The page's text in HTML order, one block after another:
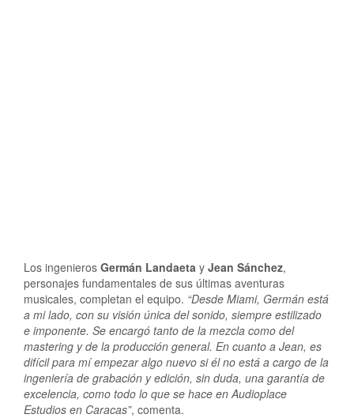
Los ingenieros Germán Landaeta y Jean Sánchez,
personajes fundamentales de sus últimas aventuras
musicales, completan el equipo. “Desde Miami, Germán está
a mi lado, con su visión única del sonido, siempre estilizado
e imponente. Se encargó tanto de la mezcla como del
mastering y de la producción general. En cuanto a Jean, es
difícil para mí empezar algo nuevo si él no está a cargo de la
ingeniería de grabación y edición, sin duda, una garantía de
excelencia, como todo lo que se hace en Audioplace
Estudios en Caracas”, comenta.